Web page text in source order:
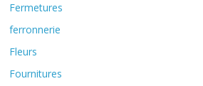
Fermetures
ferronnerie
Fleurs
Fournitures